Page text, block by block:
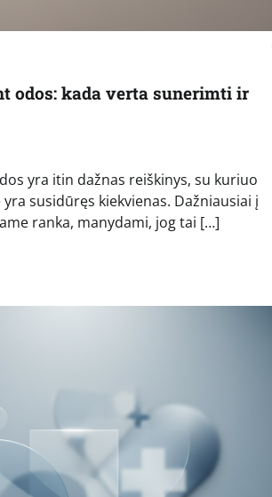
odos: kada verta sunerimti ir
yra itin dažnas reiškinys, su kuriuo
susidūręs kiekvienas. Dažniausiai į
ranka, manydami, jog tai […]